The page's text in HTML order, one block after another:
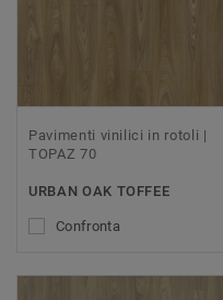
Pavimenti vinilici in rotoli |
TOPAZ 70
URBAN OAK TOFFEE
Confronta